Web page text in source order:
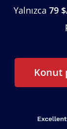
Yalnızca 79
Konut